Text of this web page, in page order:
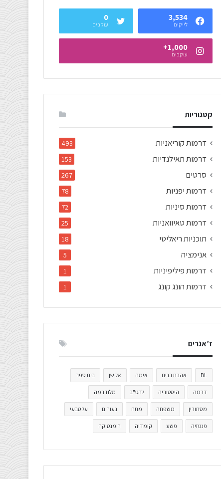
3,534
לייקים
0
עוקבים
1,000+
עוקבים
קטגוריות
דרמות קוריאניות 493
דרמות תאילנדיות 153
סרטים 267
דרמות יפניות 78
דרמות סיניות 72
דרמות טאיוואניות 25
תוכניות ריאליטי 18
אנימציה 5
דרמות פיליפיניות 1
דרמות הונג קונג 1
ז’אנרים
BL אהבת בנים אימה אקשן בית ספר
דרמה היסטוריה להט"ב מלודרמה
מסתורין משפחה מתח נעורים על טבעי
פנטזיה פשע קומדיה רומנטיקה